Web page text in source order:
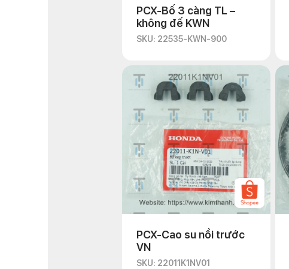
PCX-Bố 3 càng TL –
không đế KWN
SKU: 22535-KWN-900
PCX-Cao su nồi trước
VN
SKU: 22011K1NV01